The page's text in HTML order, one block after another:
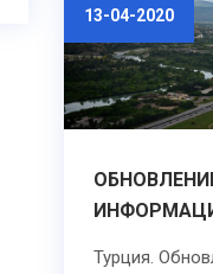
13-04-2020
Турция.